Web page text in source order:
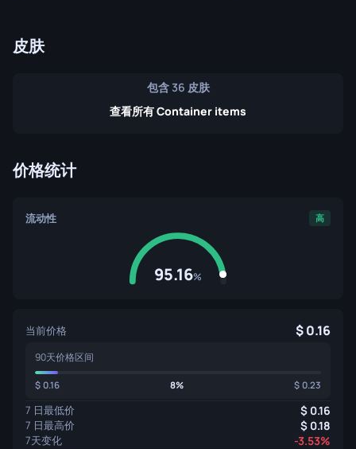
皮肤
包含 36 皮肤
查看所有 Container items
价格统计
流动性 高
95.16%
当前价格 0.16
90天价格区间
0.16 8% 0.23
7 日最低价 0.16
7 日最高价 0.18
7天变化 -3.53%